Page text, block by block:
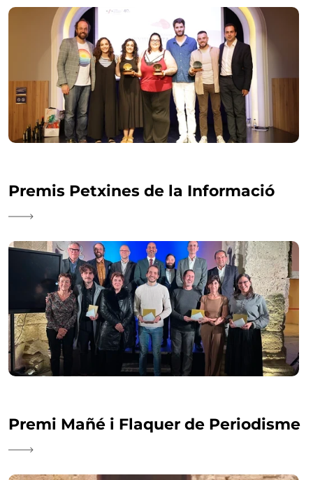
Premis Petxines de la Informació
Premi Mañé i Flaquer de Periodisme